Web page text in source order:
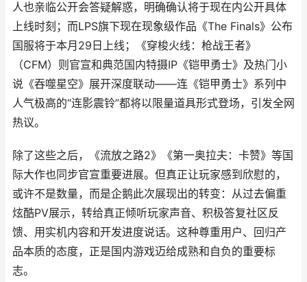
人也亲临公开会答疑解惑，明确确认将于现在内公开具体
上线时刻；而LPS旗下现在现象级作品《The Finals》公布
国服将于本月29日上线；《穿梭火线：枪战王者》
（CFM）则官宣和典范国内特摄IP《铠甲勇士》及热门小
说《吞噬星空》展开深度联动——连《铠甲勇士》系列中
人气极高的“连影震铃”都将以限量道具形式登场，引发全网
热议。
除了这些之后，《流放之路2》《第一奥拉夫：卡赞》等国
际大作也同步官宣重要进展。但真正让玩家感到欣慰的，
或许不是数量，而是企鹅此次展现出的转变：从过去偏重
炫酷PV展示，转给真正倾听玩家声音、积极答复社区反
馈、用实机内容和开发进度说话。这种尊重用户、回归产
品本质的态度，正是国内游戏迈给成熟和自负的重要标
志。